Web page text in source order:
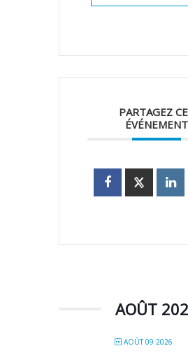
PARTAGEZ
ÉVÉNEMENT
AOÛT
AOÛT 09 2026